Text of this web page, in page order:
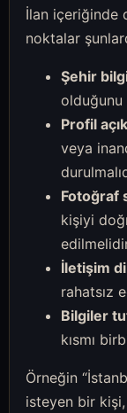
İlan içeriğinde
noktalar
Şehir
olduğunu
Profil
veya
Fotoğraf
kişiyi
İletişim
rahatsız
Bilgiler
kısmı
Örneğin
isteyen bir kişi,